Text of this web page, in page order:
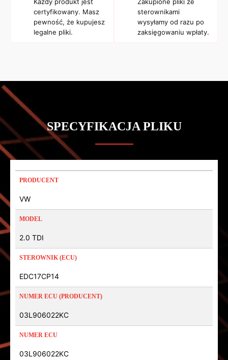
certyfikowany. Masz
pewność, że kupujesz
legalne pliki.
sterownikami
wysyłamy od razu po
zaksięgowaniu wpłaty.
SPECYFIKACJA PLIKU
PRODUCENT
VW
MODEL
2.0 TDI
STEROWNIK (ECU)
EDC17CP14
NUMER ECU (PRODUCENT)
03L906022KC
NUMER ECU
03L906022KC